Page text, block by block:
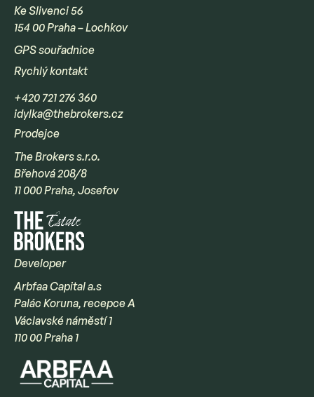
Ke Slivenci 56
154 00 Praha – Lochkov
GPS souřadnice
Rychlý kontakt
+420 721 276 360
idylka@thebrokers.cz
Prodejce
The Brokers s.r.o.
Břehová 208/8
11 000 Praha, Josefov
Developer
Arbfaa Capital a.s
Palác Koruna, recepce A
Václavské náměstí 1
110 00 Praha 1